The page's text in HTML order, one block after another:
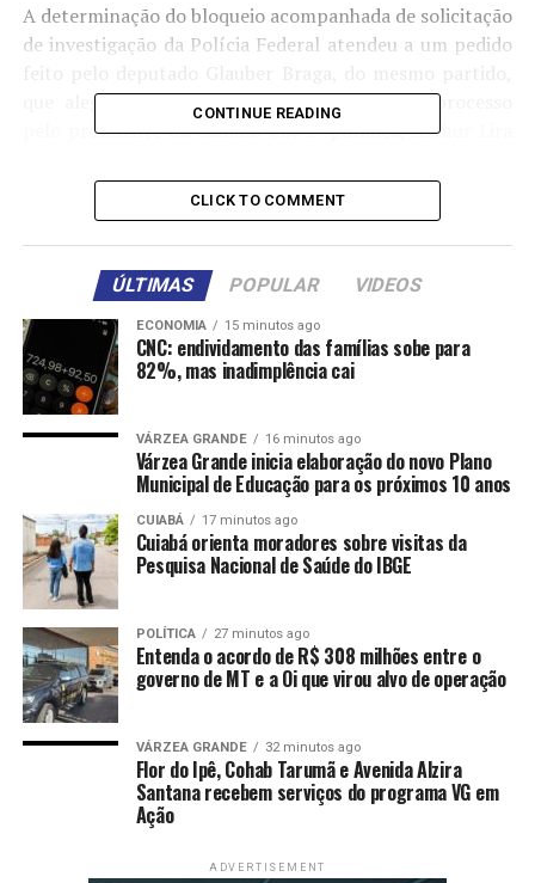
A determinação do bloqueio acompanhada de solicitação
de investigação da Polícia Federal atendeu a um pedido
que alegou irregularidades na condução do processo
pelo presidente da Câmara dos Deputados, Arthur Lira
17 líderes partidários requisitando o pagamento de mais
de 5,4 mil emendas, com a inclusão de R$ 180 milhões de
novas indicações, sendo que R$ 73,8 milhões seriam
destinadas a Alagoas, Estado de Lira.
“O senhor Arthur Lira cancelou todas as comissões para
que não houvesse transparência, para que não houvesse
discussões entre os parlamentares, para que não
houvesse registro em ata”, declarou Braga em suas redes
sociais. “Não podemos aceitar como fato consumado a
destinação de bilhões de reais em recursos sem
transparência, como Lira e companhia têm tentado
fazer.”
O STF havia liberado a execução das emendas no início
de dezembro com a condição de que os pagamentos
seguissem regras constitucionais relacionadas a
transparência, rastreabilidade e controle público. No
entanto, a Câmara manteve o regime de
“apadrinhamento” de líderes de bancadas, palavra
utilizada por Flávio Dino, mecanismo que continuou
ocultando os parlamentares por trás das indicações.
Leia Também:
bilhões em emendas e manda PF investigar
CONTINUE READING
CLICK TO COMMENT
ÚLTIMAS POPULAR VIDEOS
ECONOMIA 15 minutos ago
CNC: endividamento das famílias sobe para
82%, mas inadimplência cai
VÁRZEA GRANDE 16 minutos ago
Várzea Grande inicia elaboração do novo Plano
Municipal de Educação para os próximos 10 anos
CUIABÁ 17 minutos ago
Cuiabá orienta moradores sobre visitas da
Pesquisa Nacional de Saúde do IBGE
POLÍTICA 27 minutos ago
Entenda o acordo de R$ 308 milhões entre o
governo de MT e a Oi que virou alvo de operação
VÁRZEA GRANDE 32 minutos ago
Flor do Ipê, Cohab Tarumã e Avenida Alzira
Santana recebem serviços do programa VG em
Ação
ADVERTISEMENT